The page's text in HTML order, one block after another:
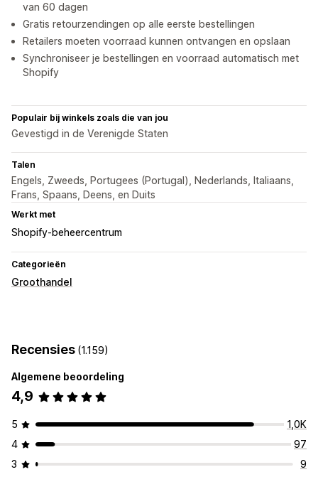
van 60 dagen
Gratis retourzendingen op alle eerste bestellingen
Retailers moeten voorraad kunnen ontvangen en opslaan
Synchroniseer je bestellingen en voorraad automatisch met
Shopify
Populair bij winkels zoals die van jou
Gevestigd in de Verenigde Staten
Talen
Engels, Zweeds, Portugees (Portugal), Nederlands, Italiaans,
Frans, Spaans, Deens, en Duits
Werkt met
Shopify-beheercentrum
Categorieën
Groothandel
Recensies (1.159)
Algemene beoordeling
4,9
5
1,0K
4
97
3
9